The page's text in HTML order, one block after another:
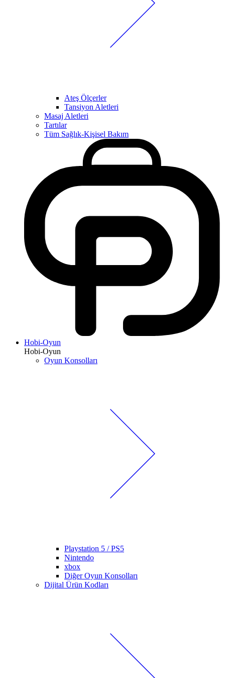
Ateş Ölçerler
Tansiyon Aletleri
Masaj Aletleri
Tartılar
Tüm Sağlık-Kişisel Bakım
Hobi-Oyun
Hobi-Oyun
Oyun Konsolları
Playstation 5 / PS5
Nintendo
xbox
Diğer Oyun Konsolları
Dijital Ürün Kodları